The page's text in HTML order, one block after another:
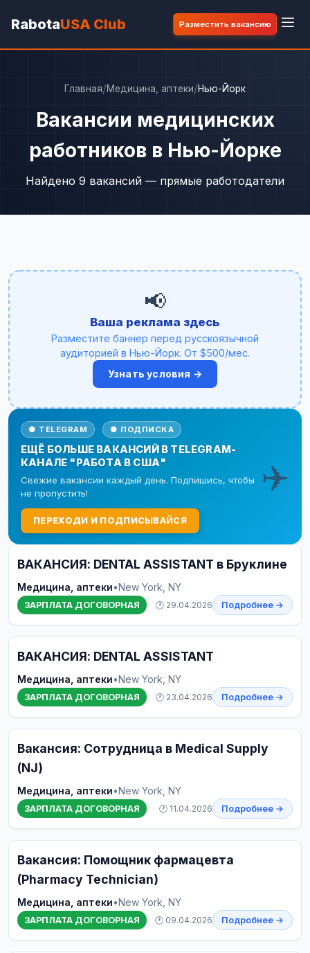
RabotaUSA Club Разместить вакансию
Главная/Медицина, аптеки/Нью-Йорк
Вакансии медицинских
работников в Нью-Йорке
Найдено 9 вакансий — прямые работодатели
📢
Ваша реклама здесь
Разместите баннер перед русскоязычной
аудиторией в Нью-Йорк. От $500/мес.
Узнать условия →
● TELEGRAM ● ПОДПИСКА
ЕЩЁ БОЛЬШЕ ВАКАНСИЙ В TELEGRAM-
КАНАЛЕ "РАБОТА В США"
Свежие вакансии каждый день. Подпишись, чтобы
не пропустить!
ПЕРЕХОДИ И ПОДПИСЫВАЙСЯ
✈️
ВАКАНСИЯ: DENTAL ASSISTANT в Бруклине
Медицина, аптеки•New York, NY
ЗАРПЛАТА ДОГОВОРНАЯ 🕐 29.04.2026 Подробнее →
ВАКАНСИЯ: DENTAL ASSISTANT
Медицина, аптеки•New York, NY
ЗАРПЛАТА ДОГОВОРНАЯ 🕐 23.04.2026 Подробнее →
Вакансия: Сотрудница в Medical Supply
(NJ)
Медицина, аптеки•New York, NY
ЗАРПЛАТА ДОГОВОРНАЯ 🕐 11.04.2026 Подробнее →
Вакансия: Помощник фармацевта
(Pharmacy Technician)
Медицина, аптеки•New York, NY
ЗАРПЛАТА ДОГОВОРНАЯ 🕐 09.04.2026 Подробнее →